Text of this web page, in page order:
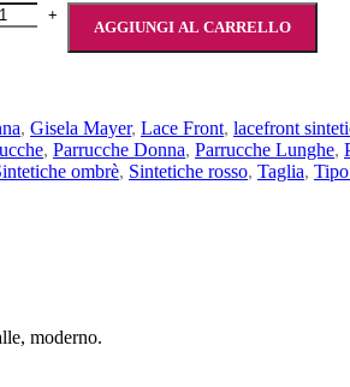
AGGIUNGI AL CARRELLO
, Gisela Mayer, Lace Front, lacefront
, Parrucche Donna, Parrucche Lunghe,
ombrè, Sintetiche rosso, Taglia,
moderno.